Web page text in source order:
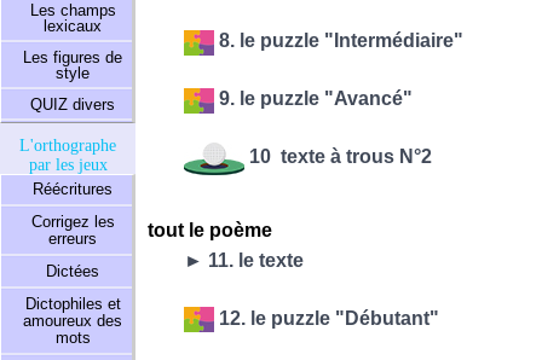
Les champs
lexicaux
Les figures de
style
QUIZ divers
L'orthographe
par les jeux
Réécritures
Corrigez les
erreurs
Dictées
Dictophiles et
amoureux des
mots
8. le puzzle "Intermédiaire"
9. le puzzle "Avancé"
10 texte à trous N°2
tout le poème
► 11. le texte
12. le puzzle "Débutant"